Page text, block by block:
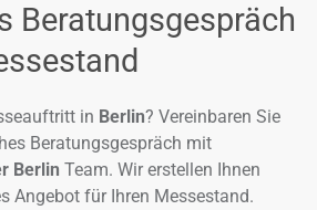
Beratungsgespräch
in Berlin? Vereinbaren Sie
Beratungsgespräch mit
Berlin Team. Wir erstellen Ihnen
Angebot für Ihren Messestand.